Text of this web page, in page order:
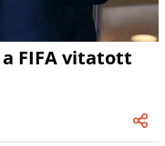
FIFA vitatott